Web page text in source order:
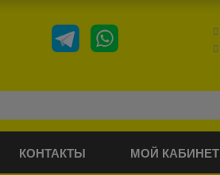
КОНТАКТЫ МОЙ КАБИНЕТ